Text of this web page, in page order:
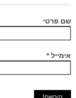
שם פרטי
אימייל*